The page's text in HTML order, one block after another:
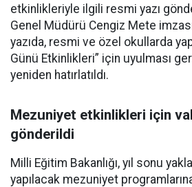
etkinlikleriyle ilgili resmi yazı
Genel Müdürü Cengiz Mete
yazıda, resmi ve özel okullarda
Günü Etkinlikleri” için uyulması
yeniden hatırlatıldı.
Mezuniyet etkinlikleri için
gönderildi
Milli Eğitim Bakanlığı, yıl sonu
yapılacak mezuniyet